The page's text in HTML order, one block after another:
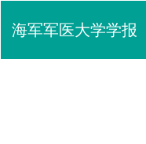
海军军医大学学报